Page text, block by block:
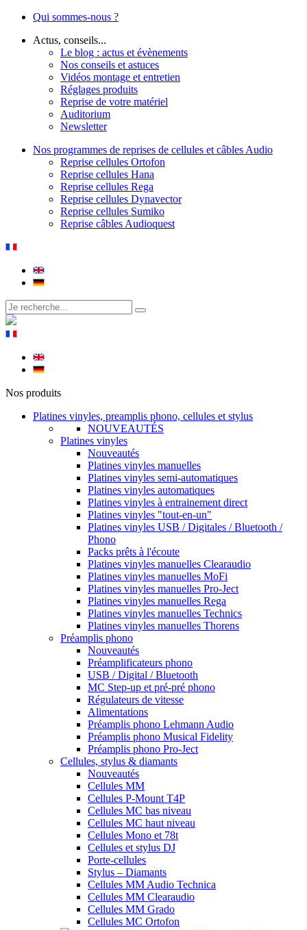
Qui sommes-nous ?
Actus, conseils...
Le blog : actus et évènements
Nos conseils et astuces
Vidéos montage et entretien
Réglages produits
Reprise de votre matériel
Auditorium
Newsletter
Nos programmes de reprises de cellules et câbles Audio
Reprise cellules Ortofon
Reprise cellules Hana
Reprise cellules Rega
Reprise cellules Dynavector
Reprise cellules Sumiko
Reprise câbles Audioquest
Nos produits
Platines vinyles, preamplis phono, cellules et stylus
NOUVEAUTÉS
Platines vinyles
Nouveautés
Platines vinyles manuelles
Platines vinyles semi-automatiques
Platines vinyles automatiques
Platines vinyles à entrainement direct
Platines vinyles "tout-en-un"
Platines vinyles USB / Digitales / Bluetooth /
Phono
Packs prêts à l'écoute
Platines vinyles manuelles Clearaudio
Platines vinyles manuelles MoFi
Platines vinyles manuelles Pro-Ject
Platines vinyles manuelles Rega
Platines vinyles manuelles Technics
Platines vinyles manuelles Thorens
Préamplis phono
Nouveautés
Préamplificateurs phono
USB / Digital / Bluetooth
MC Step-up et pré-pré phono
Régulateurs de vitesse
Alimentations
Préamplis phono Lehmann Audio
Préamplis phono Musical Fidelity
Préamplis phono Pro-Ject
Cellules, stylus & diamants
Nouveautés
Cellules MM
Cellules P-Mount T4P
Cellules MC bas niveau
Cellules MC haut niveau
Cellules Mono et 78t
Cellules et stylus DJ
Porte-cellules
Stylus – Diamants
Cellules MM Audio Technica
Cellules MM Clearaudio
Cellules MM Grado
Cellules MC Ortofon